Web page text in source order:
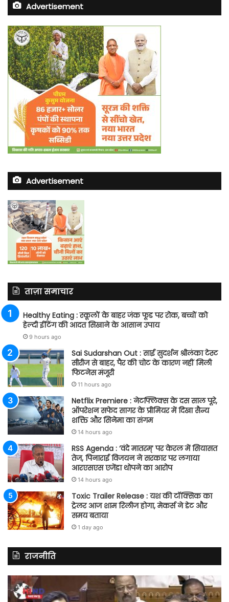
Advertisement
Advertisement
ताज़ा समाचार
Healthy Eating : स्कूलों के बाहर जंक फूड पर रोक, बच्चों को
हेल्दी ईटिंग की आदत सिखाने के आसान उपाय
9 hours ago
Sai Sudarshan Out : साई सुदर्शन श्रीलंका टेस्ट
सीरीज से बाहर, पैर की चोट के कारण नहीं मिली
फिटनेस मंजूरी
11 hours ago
Netflix Premiere : नेटफ्लिक्स के दस साल पूरे,
ऑपरेशन सफेद सागर के प्रीमियर में दिखा सैन्य
शक्ति और सिनेमा का संगम
14 hours ago
RSS Agenda : ‘वंदे मातरम्’ पर केरल में सियासत
तेज, पिनाराई विजयन ने सरकार पर लगाया
आरएसएस एजेंडा थोपने का आरोप
14 hours ago
Toxic Trailer Release : यश की टॉक्सिक का
ट्रेलर आज शाम रिलीज होगा, मेकर्स ने डेट और
समय बताया
1 day ago
राजनीति